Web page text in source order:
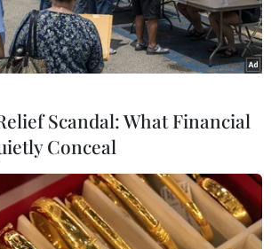
minh họa. (Nguồn: Vietnam+)
tin từ Công an thành phố Hà
Scandal: What Financial
Conceal